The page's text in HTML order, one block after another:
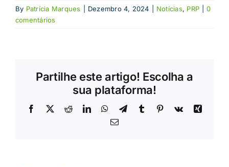
By Patrícia Marques Dezembro 4, 2024 Notícias, PRP
0
comentários
Partilhe este artigo! Escolha a
sua plataforma!
Facebook
X RedditLinkedInWhatsApp
TelegramTumblr Pinterest
Vk
Xing
Email